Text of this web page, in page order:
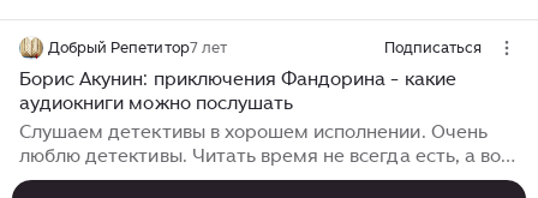
Добрый Репетитор7 лет Подписаться
Борис Акунин: приключения Фандорина - какие
аудиокниги можно послушать
Слушаем детективы в хорошем исполнении. Очень
люблю детективы. Читать время не всегда есть, а вот
аудиокнигу послушать получается: готовлю – слушаю,